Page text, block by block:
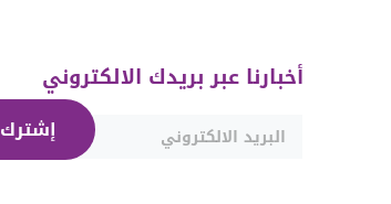
أخبارنا عبر بريدك الالكتروني
إشترك